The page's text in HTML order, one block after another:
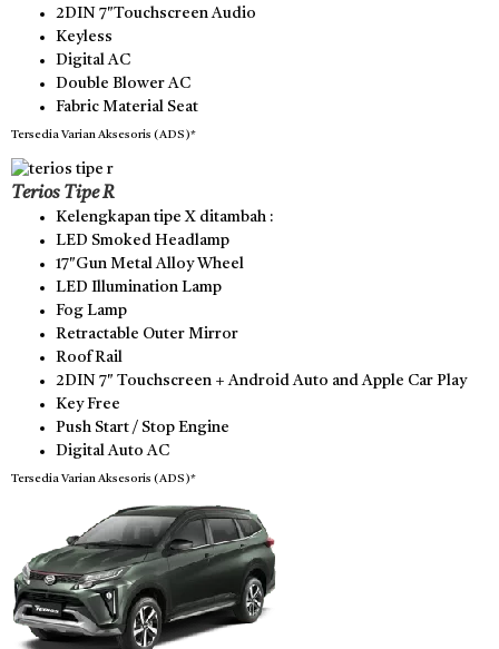
2DIN 7″Touchscreen Audio
Keyless
Digital AC
Double Blower AC
Fabric Material Seat
Tersedia Varian Aksesoris (ADS)*
Terios Tipe R
Kelengkapan tipe X ditambah :
LED Smoked Headlamp
17″Gun Metal Alloy Wheel
LED Illumination Lamp
Fog Lamp
Retractable Outer Mirror
Roof Rail
2DIN 7″ Touchscreen + Android Auto and Apple Car Play
Key Free
Push Start / Stop Engine
Digital Auto AC
Tersedia Varian Aksesoris (ADS)*